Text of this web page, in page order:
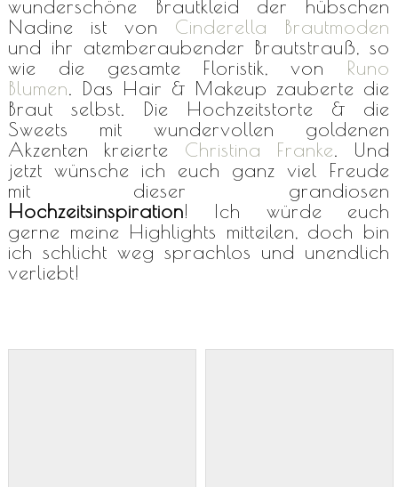
wunderschöne Brautkleid der hübschen
Nadine ist von Cinderella Brautmoden
und ihr atemberaubender Brautstrauß, so
wie die gesamte Floristik, von Runo
Blumen. Das Hair & Makeup zauberte die
Braut selbst. Die Hochzeitstorte & die
Sweets mit wundervollen goldenen
Akzenten kreierte Christina Franke. Und
jetzt wünsche ich euch ganz viel Freude
mit dieser grandiosen
Hochzeitsinspiration! Ich würde euch
gerne meine Highlights mitteilen, doch bin
ich schlicht weg sprachlos und unendlich
verliebt!